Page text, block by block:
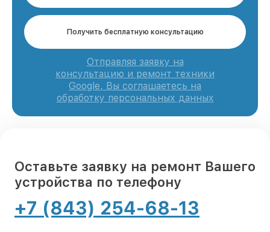
Получить бесплатную консультацию
Отправляя заявку на
консультацию и ремонт техники
Google, Вы соглашаетесь на
обработку персональных данных
Оставьте заявку на ремонт Вашего
устройства по телефону
+7 (843) 254-68-13